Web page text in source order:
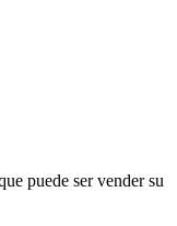
puede ser vender su